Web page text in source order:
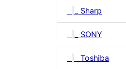
|_ Sharp
|_ SONY
|_ Toshiba